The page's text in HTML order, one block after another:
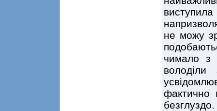
не можу
чимало з
фактично
безглуздо.